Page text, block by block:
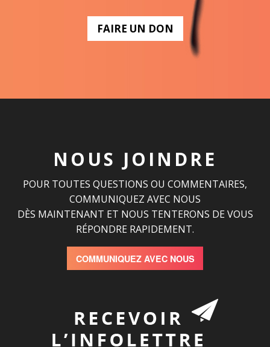
FAIRE UN DON
NOUS JOINDRE
POUR TOUTES QUESTIONS OU COMMENTAIRES,
COMMUNIQUEZ AVEC NOUS
DÈS MAINTENANT ET NOUS TENTERONS DE VOUS
RÉPONDRE RAPIDEMENT.
COMMUNIQUEZ AVEC NOUS